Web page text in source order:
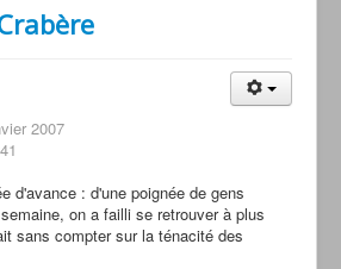
2007
d'avance : d'une poignée de gens
on a failli se retrouver à plus
sans compter sur la ténacité des